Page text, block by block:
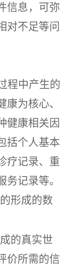
信息，可弥
对不足等问
程中产生的
为核心、
健康相关因
括个人基本
疗记录、重
记录等。
形成的数
的真实世
价所需的信